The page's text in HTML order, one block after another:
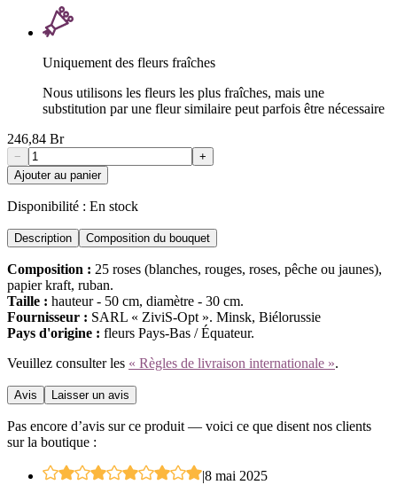
Uniquement des fleurs fraîches
Nous utilisons les fleurs les plus fraîches, mais une
substitution par une fleur similaire peut parfois être nécessaire
246,84 Br
−
+
Ajouter au panier
Disponibilité : En stock
Description Composition du bouquet
Composition : 25 roses (blanches, rouges, roses, pêche ou jaunes),
papier kraft, ruban.
Taille : hauteur - 50 cm, diamètre - 30 cm.
Fournisseur : SARL « ZiviS-Opt ». Minsk, Biélorussie
Pays d'origine : fleurs Pays-Bas / Équateur.
Veuillez consulter les « Règles de livraison internationale ».
Avis Laisser un avis
Pas encore d’avis sur ce produit — voici ce que disent nos clients
sur la boutique :
|8 mai 2025